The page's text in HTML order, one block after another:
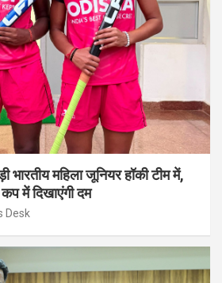
भारतीय महिला जूनियर हॉकी टीम में,
में दिखाएंगी दम
Desk